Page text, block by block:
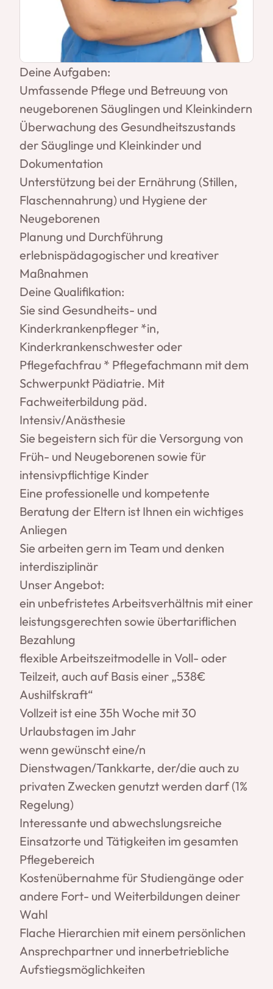
Deine Aufgaben:
Umfassende Pflege und Betreuung von
neugeborenen Säuglingen und Kleinkindern
Überwachung des Gesundheitszustands
der Säuglinge und Kleinkinder und
Dokumentation
Unterstützung bei der Ernährung (Stillen,
Flaschennahrung) und Hygiene der
Neugeborenen
Planung und Durchführung
erlebnispädagogischer und kreativer
Maßnahmen
Deine Qualifikation:
Sie sind Gesundheits- und
Kinderkrankenpfleger *in,
Kinderkrankenschwester oder
Pflegefachfrau * Pflegefachmann mit dem
Schwerpunkt Pädiatrie. Mit
Fachweiterbildung päd.
Intensiv/Anästhesie
Sie begeistern sich für die Versorgung von
Früh- und Neugeborenen sowie für
intensivpflichtige Kinder
Eine professionelle und kompetente
Beratung der Eltern ist Ihnen ein wichtiges
Anliegen
Sie arbeiten gern im Team und denken
interdisziplinär
Unser Angebot:
ein unbefristetes Arbeitsverhältnis mit einer
leistungsgerechten sowie übertariflichen
Bezahlung
flexible Arbeitszeitmodelle in Voll- oder
Teilzeit, auch auf Basis einer „538€
Aushilfskraft“
Vollzeit ist eine 35h Woche mit 30
Urlaubstagen im Jahr
wenn gewünscht eine/n
Dienstwagen/Tankkarte, der/die auch zu
privaten Zwecken genutzt werden darf (1%
Regelung)
Interessante und abwechslungsreiche
Einsatzorte und Tätigkeiten im gesamten
Pflegebereich
Kostenübernahme für Studiengänge oder
andere Fort- und Weiterbildungen deiner
Wahl
Flache Hierarchien mit einem persönlichen
Ansprechpartner und innerbetriebliche
Aufstiegsmöglichkeiten